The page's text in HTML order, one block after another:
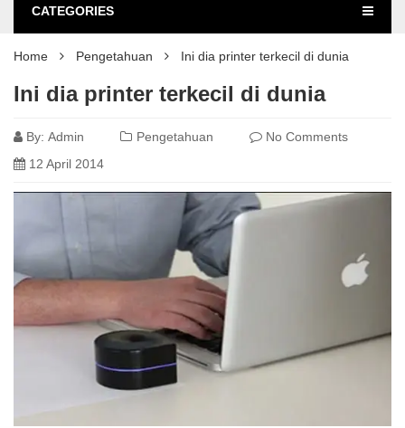
CATEGORIES
Home Pengetahuan Ini dia printer terkecil di dunia
Ini dia printer terkecil di dunia
By: Admin Pengetahuan
No Comments
12 April 2014